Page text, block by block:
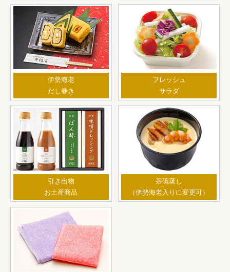
伊勢海老
だし巻き
フレッシュ
サラダ
引き出物
お土産商品
茶碗蒸し
（伊勢海老入りに変更可）